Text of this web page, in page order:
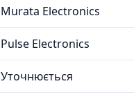
Murata Electronics
Pulse Electronics
Уточнюється